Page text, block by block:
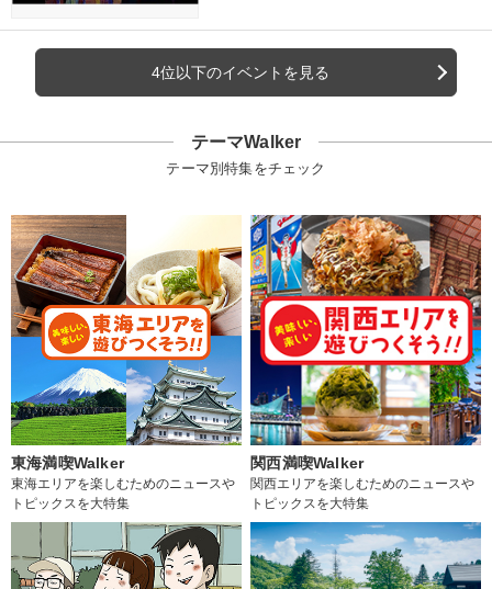
4位以下のイベントを見る
テーマWalker
テーマ別特集をチェック
東海満喫Walker
東海エリアを楽しむためのニュースや
トピックスを大特集
関西満喫Walker
関西エリアを楽しむためのニュースや
トピックスを大特集